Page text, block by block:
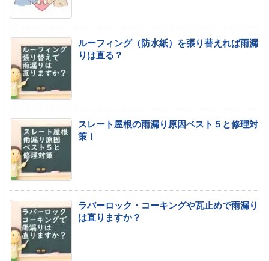
ルーフィング（防水紙）を張り替えれば雨漏
りは直る？
スレート屋根の雨漏り原因ベスト５と修理対
策！
ラバーロック・コーキングや瓦止めで雨漏り
は直りますか？